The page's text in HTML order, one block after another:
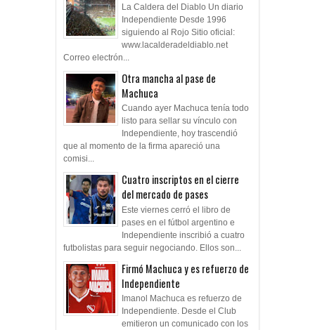
La Caldera del Diablo Un diario
Independiente Desde 1996
siguiendo al Rojo Sitio oficial:
www.lacalderadeldiablo.net
Correo electrón...
Otra mancha al pase de
Machuca
Cuando ayer Machuca tenía todo
listo para sellar su vínculo con
Independiente, hoy trascendió
que al momento de la firma apareció una
comisi...
Cuatro inscriptos en el cierre
del mercado de pases
Este viernes cerró el libro de
pases en el fútbol argentino e
Independiente inscribió a cuatro
futbolistas para seguir negociando. Ellos son...
Firmó Machuca y es refuerzo de
Independiente
Imanol Machuca es refuerzo de
Independiente. Desde el Club
emitieron un comunicado con los